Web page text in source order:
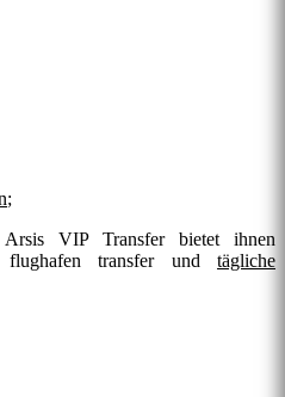
;
Arsis VIP Transfer bietet ihnen
flughafen transferundtägliche